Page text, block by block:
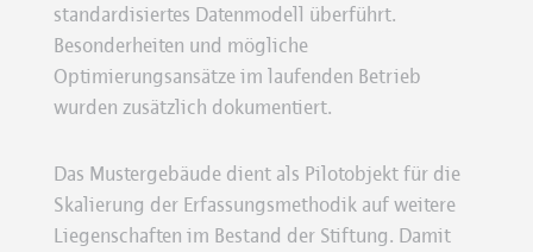
standardisiertes Datenmodell überführt.
Besonderheiten und mögliche
Optimierungsansätze im laufenden Betrieb
wurden zusätzlich dokumentiert.
Das Mustergebäude dient als Pilotobjekt für die
Skalierung der Erfassungsmethodik auf weitere
Liegenschaften im Bestand der Stiftung. Damit